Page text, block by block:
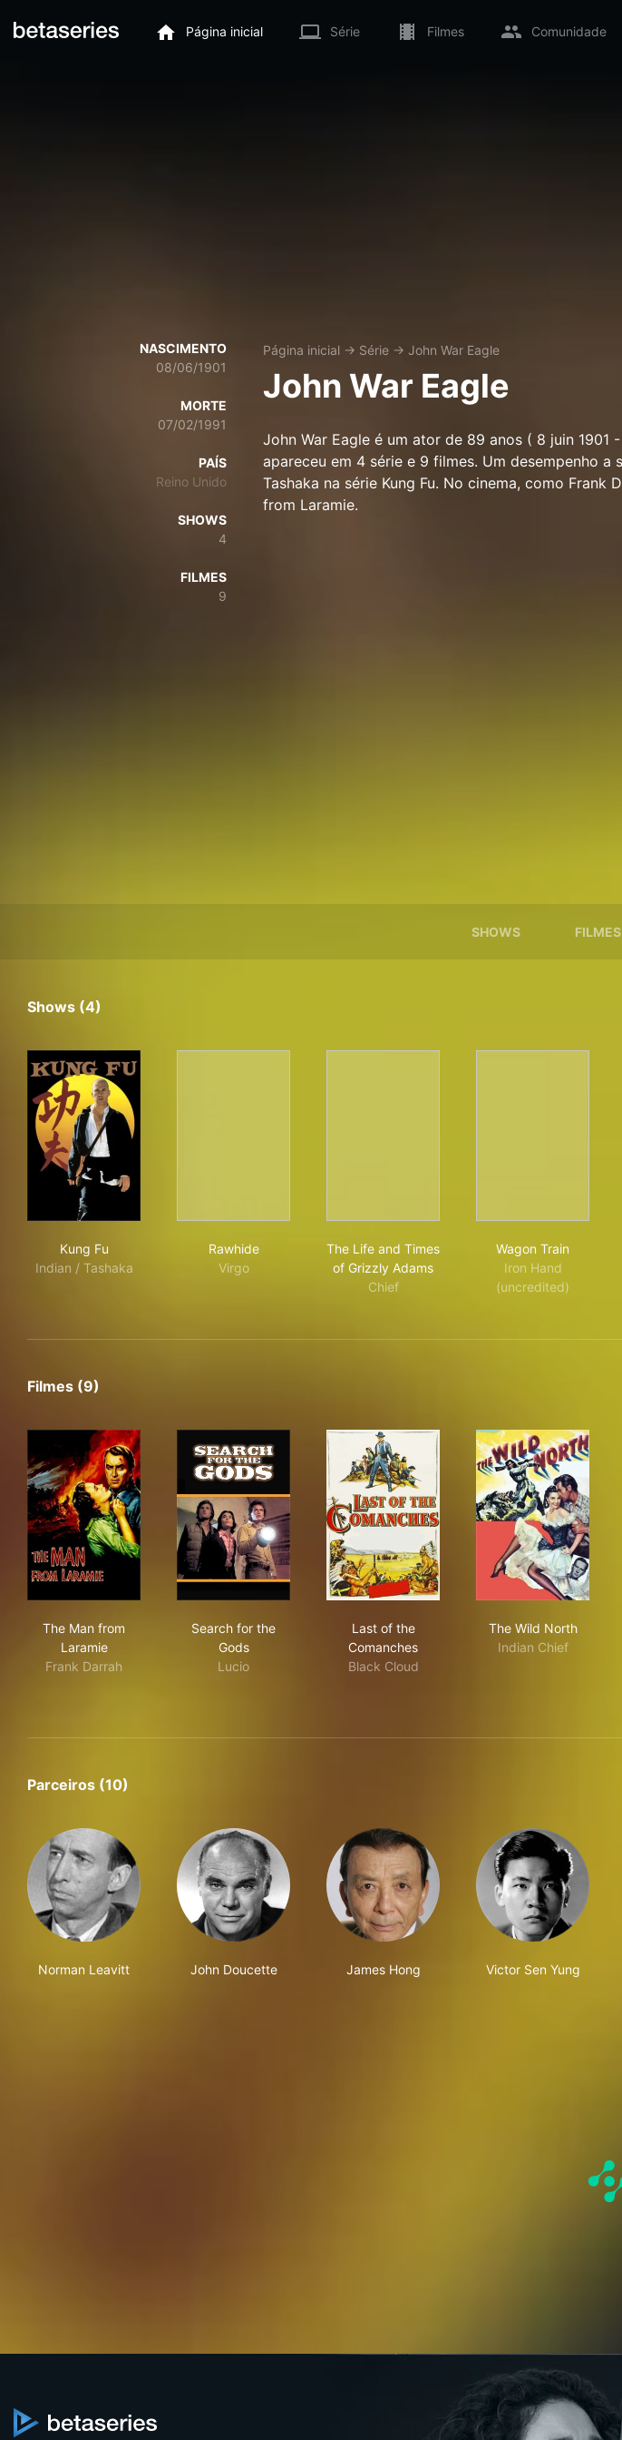
Página inicial Série Filmes Comunidade
NASCIMENTO
08/06/1901
MORTE
07/02/1991
PAÍS
Reino Unido
SHOWS
4
FILMES
9
Página inicial → Série → John War Eagle
John War Eagle
John War Eagle é um ator de 89 anos ( 8 juin 1901
apareceu em 4 série e 9 filmes. Um desempenho
Tashaka na série Kung Fu. No cinema, como Frank
from Laramie.
SHOWS FILMES
Shows (4)
Kung Fu
Indian / Tashaka
Rawhide
Virgo
The Life and Times
of Grizzly Adams
Chief
Wagon Train
Iron Hand
(uncredited)
Filmes (9)
The Man from
Laramie
Frank Darrah
Search for the
Gods
Lucio
Last of the
Comanches
Black Cloud
The Wild North
Indian Chief
Parceiros (10)
Norman Leavitt John Doucette James Hong Victor Sen Yung